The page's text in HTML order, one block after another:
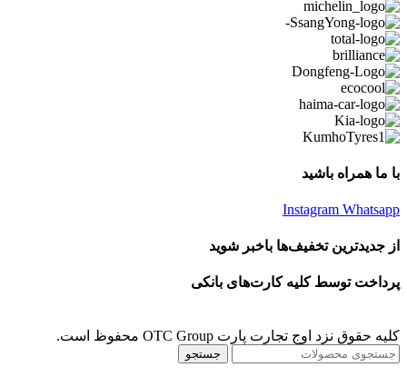
با ما همراه باشید
Instagram Whatsapp
از جدیدترین تخفیف‌ها باخبر شوید
پرداخت توسط کلیه کارت‌های بانکی
کلیه حقوق نزد اوج تجارت پارت OTC Group محفوظ است.
جستجو